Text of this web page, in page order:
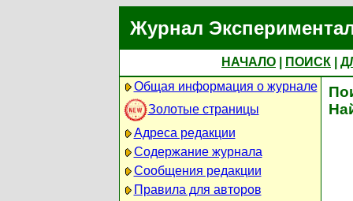
Журнал
НАЧАЛО ПОИСК
Общая информация о журнале
Золотые страницы
Адреса редакции
Содержание журнала
Сообщения редакции
Правила для авторов